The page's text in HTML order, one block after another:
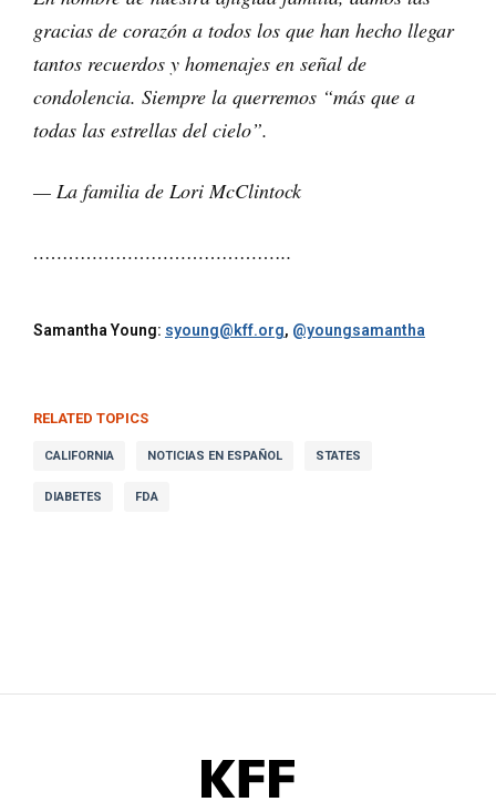
gracias de corazón a todos los que han hecho llegar
tantos recuerdos y homenajes en señal de
condolencia. Siempre la querremos “más que a
todas las estrellas del cielo”.
— La familia de Lori McClintock
……………………………………..
Samantha Young: syoung@kff.org, @youngsamantha
RELATED TOPICS
CALIFORNIA NOTICIAS EN ESPAÑOL STATES
DIABETES FDA
KFF